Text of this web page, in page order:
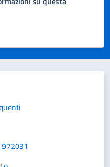
su 5
5